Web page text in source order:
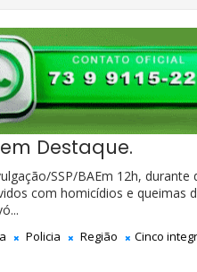
Destaque.
SSP/BAEm 12h,
com homicídios e queimas
Policia Região
Cinco